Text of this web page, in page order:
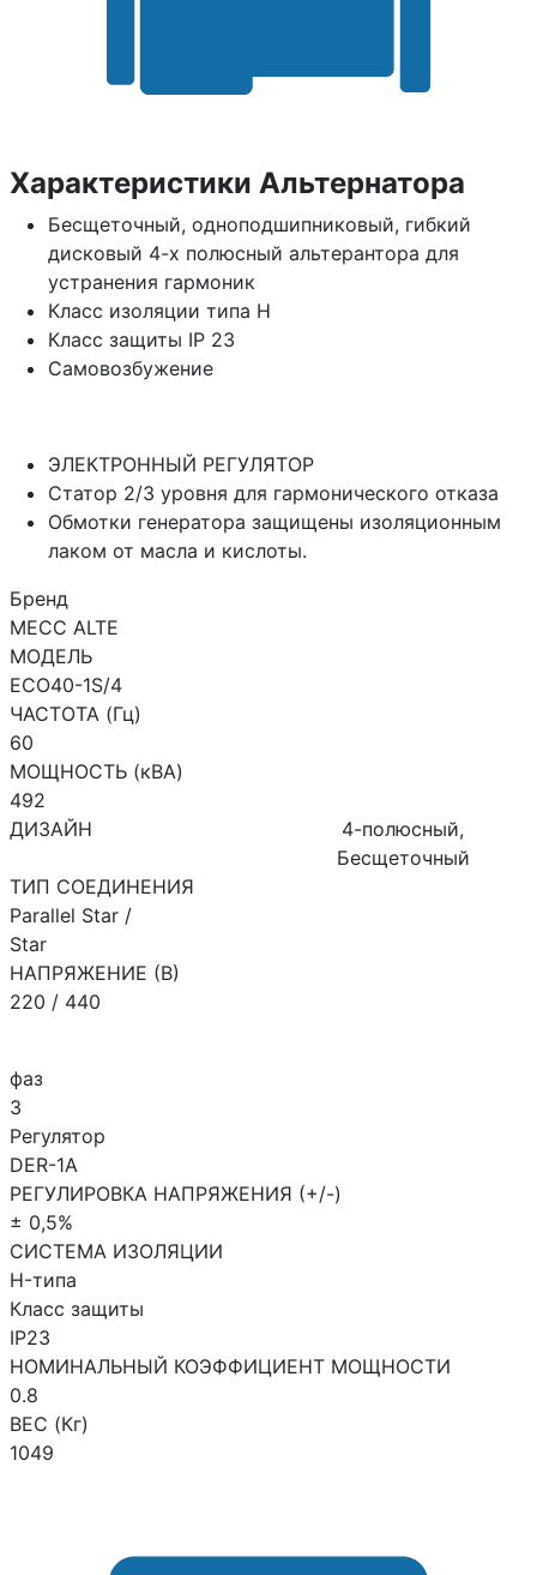
Характеристики Альтернатора
Бесщеточный, одноподшипниковый, гибкий
дисковый 4-х полюсный альтерантора для
устранения гармоник
Класс изоляции типа H
Класс защиты IP 23
Самовозбужение
ЭЛЕКТРОННЫЙ РЕГУЛЯТОР
Статор 2/3 уровня для гармонического отказа
Обмотки генератора защищены изоляционным
лаком от масла и кислоты.
Бренд
MECC ALTE
МОДЕЛЬ
ECO40-1S/4
ЧАСТОТА (Гц)
60
МОЩНОСТЬ (кВА)
492
ДИЗАЙН
4-полюсный,
Бесщеточный
ТИП СОЕДИНЕНИЯ
Parallel Star /
Star
НАПРЯЖЕНИЕ (В)
220 / 440
фаз
3
Регулятор
DER-1A
РЕГУЛИРОВКА НАПРЯЖЕНИЯ (+/-)
± 0,5%
СИСТЕМА ИЗОЛЯЦИИ
H-типа
Класс защиты
IP23
НОМИНАЛЬНЫЙ КОЭФФИЦИЕНТ МОЩНОСТИ
0.8
ВЕС (Кг)
1049